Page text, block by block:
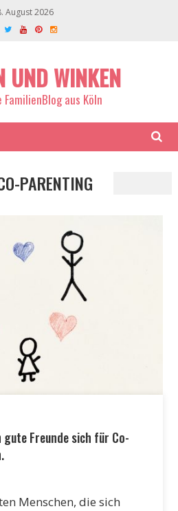
August 2026
UND WINKEN
aus Köln
PARENTING
Freunde sich für Co-
Menschen, die sich